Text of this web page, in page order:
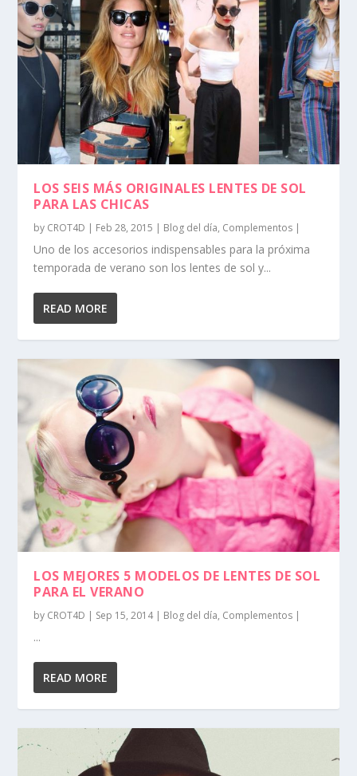
LOS SEIS MÁS ORIGINALES LENTES DE SOL
PARA LAS CHICAS
by CROT4D | Feb 28, 2015 | Blog del día, Complementos |
Uno de los accesorios indispensables para la próxima
temporada de verano son los lentes de sol y...
READ MORE
LOS MEJORES 5 MODELOS DE LENTES DE SOL
PARA EL VERANO
by CROT4D | Sep 15, 2014| Blog del día, Complementos |
...
READ MORE